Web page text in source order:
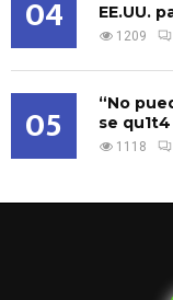
04
EE.UU.
1209
05
“No
se qu1t4
1118